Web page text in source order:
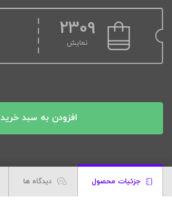
2309
نمایش
افزودن به سبد خرید
جزئیات محصول دیدگاه ها